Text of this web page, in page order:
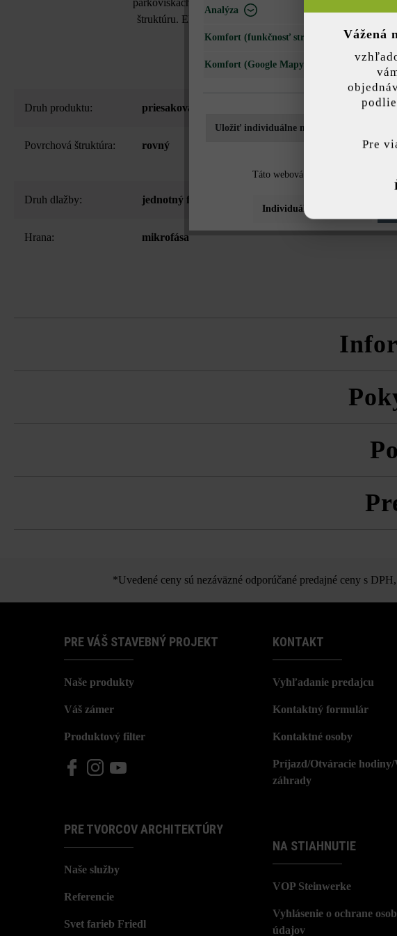
parkoviskách. Jej 12 mm dlhé dištančné výčnelky
štruktúru. Eko plus VG4 vo výrazných farbách sa
dlažbami a
Druh produktu: priesaková dlažba
Povrchová štruktúra: rovný
Druh dlažby: jednotný formát
Hrana: mikrofása
Odporúča sa vyplnenie škár drvinou (napríklad KK 3/5),
*Uvedené ceny sú nezáväzné odporúčané predajné ceny s
PRE VÁŠ STAVEBNÝ PROJEKT
Naše produkty
Váš zámer
Produktový filter
PRE TVORCOV ARCHITEKTÚRY
Naše služby
Referencie
Svet farieb Friedl
KONTAKT
Vyhľadanie predajcu
Kontaktný formulár
Kontaktné osoby
Príjazd/Otváracie hodiny/
záhrady
NA STIAHNUTIE
VOP Steinwerke
Vyhlásenie o ochrane
údajov
Analýza
Komfort (funkčnosť stránky)
Komfort (Google Mapy)
Uložiť individuálne nastavenie
Táto webová stránka používa
Individuálne nastavenia
Vážená
Pre